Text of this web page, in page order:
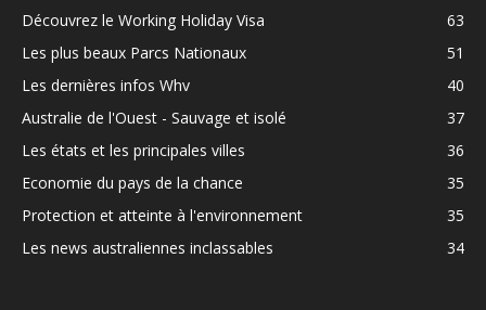
Découvrez le Working Holiday Visa
63
Les plus beaux Parcs Nationaux
51
Les dernières infos Whv
40
Australie de l'Ouest - Sauvage et isolé
37
Les états et les principales villes
36
Economie du pays de la chance
35
Protection et atteinte à l'environnement
35
Les news australiennes inclassables
34